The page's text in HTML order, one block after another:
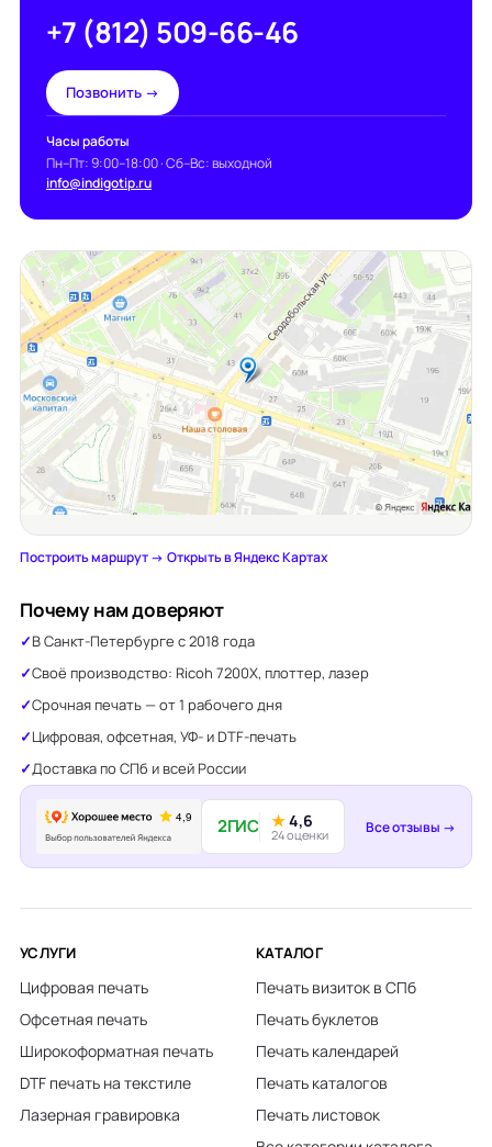
+7 (812) 509-66-46
Позвонить →
Часы работы
Пн–Пт: 9:00–18:00 · Сб–Вс: выходной
info@indigotip.ru
Построить маршрут →·Открыть в Яндекс Картах
Почему нам доверяют
В Санкт-Петербурге с 2018 года
Своё производство: Ricoh 7200X, плоттер, лазер
Срочная печать — от 1 рабочего дня
Цифровая, офсетная, УФ- и DTF-печать
Доставка по СПб и всей России
2ГИС ★4,6
24 оценки Все отзывы →
УСЛУГИ
Цифровая печать
Офсетная печать
Широкоформатная печать
DTF печать на текстиле
Лазерная гравировка
КАТАЛОГ
Печать визиток в СПб
Печать буклетов
Печать календарей
Печать каталогов
Печать листовок